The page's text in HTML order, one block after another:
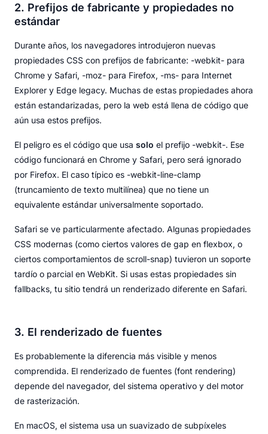
2. Prefijos de fabricante y propiedades no
estándar
Durante años, los navegadores introdujeron nuevas
propiedades CSS con prefijos de fabricante: -webkit- para
Chrome y Safari, -moz- para Firefox, -ms- para Internet
Explorer y Edge legacy. Muchas de estas propiedades ahora
están estandarizadas, pero la web está llena de código que
aún usa estos prefijos.
El peligro es el código que usa solo el prefijo -webkit-. Ese
código funcionará en Chrome y Safari, pero será ignorado
por Firefox. El caso típico es -webkit-line-clamp
(truncamiento de texto multilínea) que no tiene un
equivalente estándar universalmente soportado.
Safari se ve particularmente afectado. Algunas propiedades
CSS modernas (como ciertos valores de gap en flexbox, o
ciertos comportamientos de scroll-snap) tuvieron un soporte
tardío o parcial en WebKit. Si usas estas propiedades sin
fallbacks, tu sitio tendrá un renderizado diferente en Safari.
3. El renderizado de fuentes
Es probablemente la diferencia más visible y menos
comprendida. El renderizado de fuentes (font rendering)
depende del navegador, del sistema operativo y del motor
de rasterización.
En macOS, el sistema usa un suavizado de subpíxeles